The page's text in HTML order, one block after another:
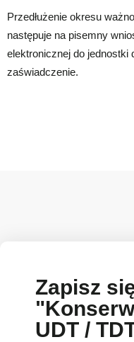
Przedłużenie okresu
następuje na pisemny
elektronicznej do jednostki
zaświadczenie.
Zapisz
UDT /